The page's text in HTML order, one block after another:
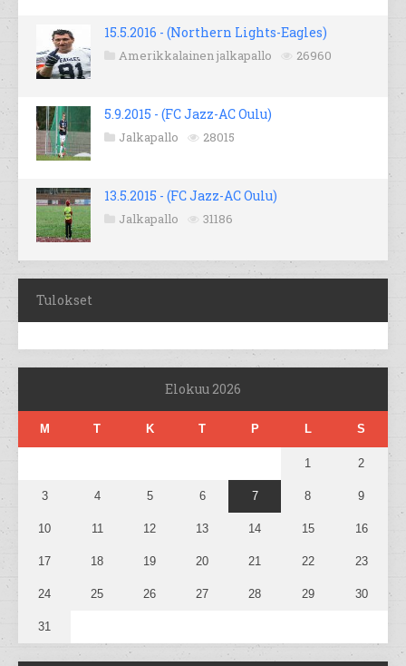
15.5.2016 - (Northern Lights-Eagles)
Amerikkalainen jalkapallo 26960
5.9.2015 - (FC Jazz-AC Oulu)
Jalkapallo 28015
13.5.2015 - (FC Jazz-AC Oulu)
Jalkapallo 31186
Tulokset
Elokuu 2026
M T K T P L S
1 2
3 4 5 6 7 8 9
10 11 12 13 14 15 16
17 18 19 20 21 22 23
24 25 26 27 28 29 30
31